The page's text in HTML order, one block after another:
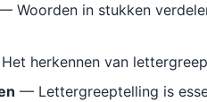
Woorden in stukken
herkennen van
— Lettergreeptelling is